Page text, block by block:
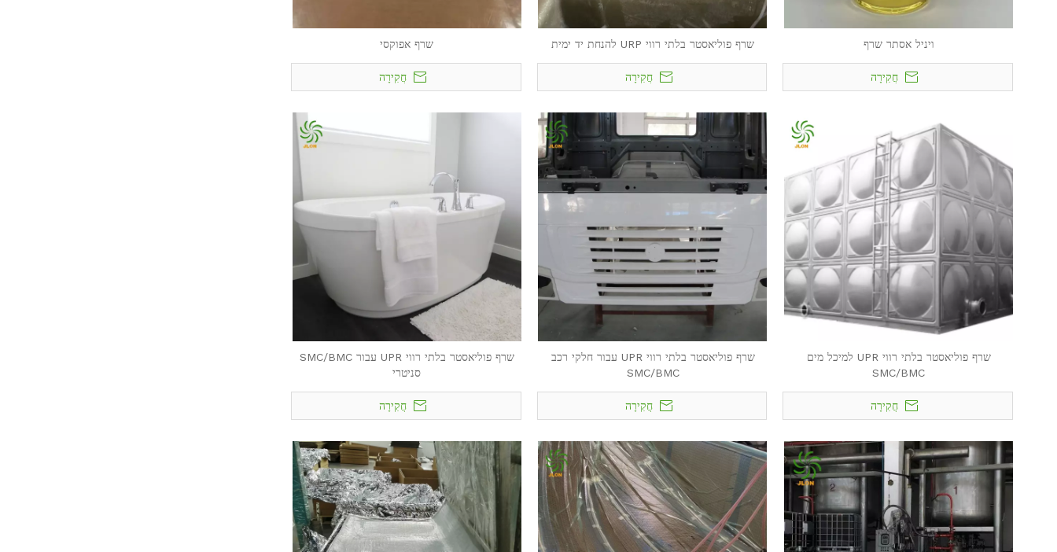
ויניל אסתר שרף
חֲקִירָה
שרף פוליאסטר בלתי רווי URP להנחת יד ימית
חֲקִירָה
שרף אפוקסי
חֲקִירָה
שרף פוליאסטר בלתי רווי UPR למיכל מים
SMC/BMC
חֲקִירָה
שרף פוליאסטר בלתי רווי UPR עבור חלקי רכב
SMC/BMC
חֲקִירָה
שרף פוליאסטר בלתי רווי UPR עבור SMC/BMC
סניטרי
חֲקִירָה